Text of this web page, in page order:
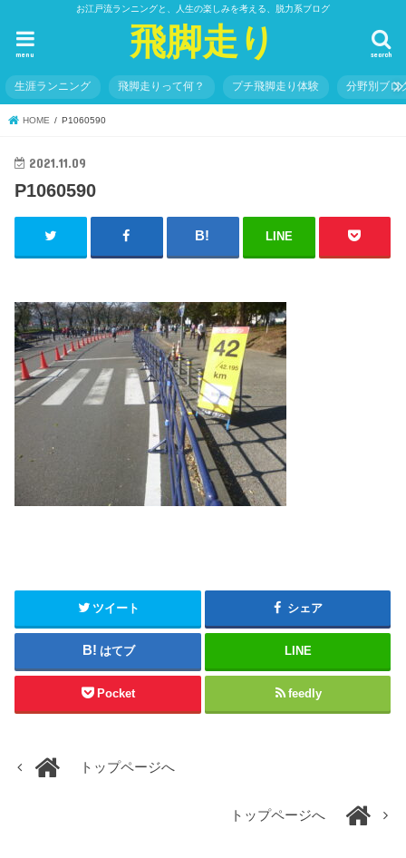
お江戸流ランニングと、人生の楽しみを考える、脱力系ブログ
飛脚走り search
menu
生涯ランニング 飛脚走りって何？ プチ飛脚走り体験 分野別ブロ
HOME P1060590
2021.11.09
P1060590
LINE
ツイート シェア
はてブ LINE
Pocket feedly
トップページへ
トップページへ